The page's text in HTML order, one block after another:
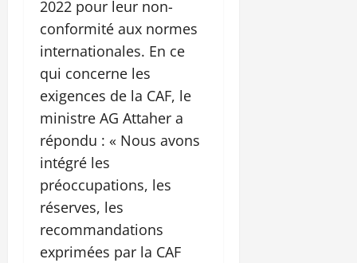
2022 pour leur non-
conformité aux normes
internationales. En ce
qui concerne les
exigences de la CAF, le
ministre AG Attaher a
répondu : « Nous avons
intégré les
préoccupations, les
réserves, les
recommandations
exprimées par la CAF